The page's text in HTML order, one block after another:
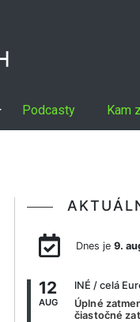
Podcasty Kam
Dnes je 9.
12
AUG
INÉ / celá
Úplné
čiastočné